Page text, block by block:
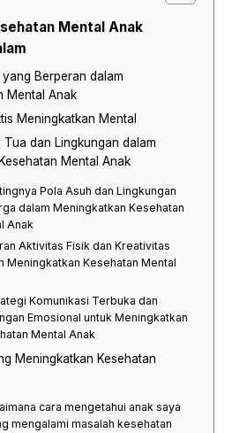
Mental Anak
Berperan dalam
Mental Anak
Meningkatkan Mental
Tua dan Lingkungan dalam
Mental Anak
Pola Asuh dan Lingkungan
dalam Meningkatkan Kesehatan
Anak
Aktivitas Fisik dan Kreativitas
Meningkatkan Kesehatan Mental
Komunikasi Terbuka dan
Emosional untuk Meningkatkan
Mental Anak
Meningkatkan Kesehatan
cara mengetahui anak saya
mengalami masalah kesehatan